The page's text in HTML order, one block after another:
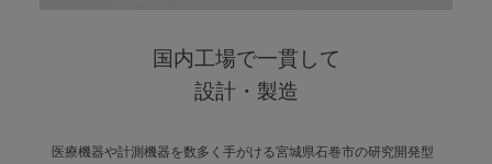
国内工場で一貫して
設計・製造
医療機器や計測機器を数多く手がける宮城県石巻市の研究開発型